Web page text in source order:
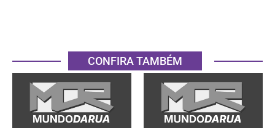
CONFIRA TAMBÉM